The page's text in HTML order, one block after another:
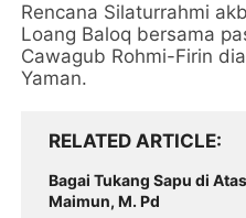
Rencana Silaturrahmi
Loang Baloq bersama
Cawagub Rohmi-Firin
Yaman.
RELATED ARTICLE
Bagai Tukang Sapu di
Maimun, M. Pd